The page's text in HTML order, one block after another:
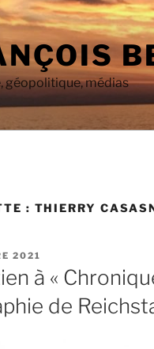
géopolitique, médias
: THIERRY
2021
à «
de